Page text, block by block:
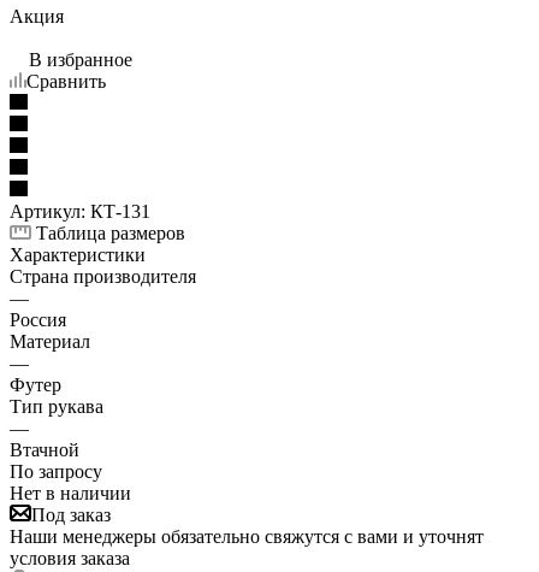
Акция
В избранное
Сравнить
Артикул: КТ-131
Таблица размеров
Характеристики
Страна производителя
—
Россия
Материал
—
Футер
Тип рукава
—
Втачной
По запросу
Нет в наличии
Под заказ
Наши менеджеры обязательно свяжутся с вами и уточнят
условия заказа